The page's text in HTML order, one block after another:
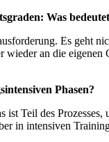
Was
Es geht
an die
Phasen?
ist Teil des
in intensiven